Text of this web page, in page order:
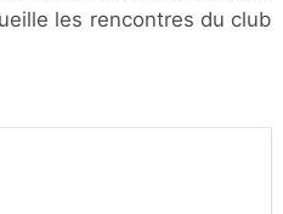
les rencontres du club